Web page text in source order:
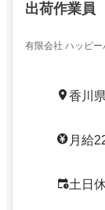
出荷作業員
有限会社 ハッピ
香川
月給
土日